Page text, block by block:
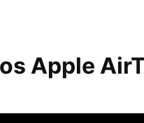
Apple